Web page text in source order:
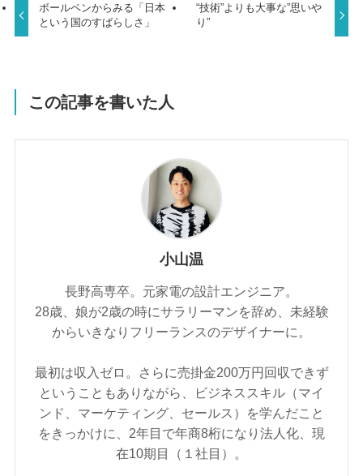
ボールペンからみる「日本
という国のすばらしさ」
“技術”よりも大事な”思いや
り”
この記事を書いた人
小山温
長野高専卒。元家電の設計エンジニア。
28歳、娘が2歳の時にサラリーマンを辞め、未経験
からいきなりフリーランスのデザイナーに。
最初は収入ゼロ。さらに売掛金200万円回収できず
ということもありながら、ビジネススキル（マイ
ンド、マーケティング、セールス）を学んだこと
をきっかけに、2年目で年商8桁になり法人化、現
在10期目（１社目）。